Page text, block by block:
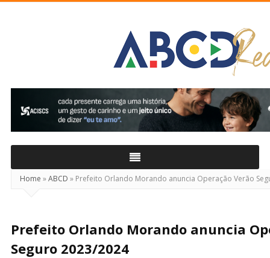
Home »ABCD » Prefeito Orlando Morando anuncia Operação Verão
Prefeito Orlando Morando anuncia
Seguro 2023/2024